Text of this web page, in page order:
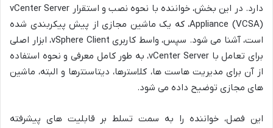
دارد. در این بخش، خواننده با نحوه نصب و استقرار vCenter Server
Appliance (VCSA)، که یک ماشین مجازی از پیش پیکربندی شده
است، آشنا می شود. سپس، واسط کاربری vSphere Client، ابزار اصلی
برای تعامل با vCenter Server، به طور کامل معرفی و نحوه استفاده
از آن برای مدیریت هاست ها، کلاسترها، دیتاسنترها و البته، ماشین
های مجازی توضیح داده می شود.
این فصل، خواننده را به سمت تسلط بر قابلیت های پیشرفته